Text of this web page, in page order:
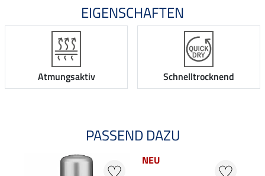
EIGENSCHAFTEN
Atmungsaktiv Schnelltrocknend
PASSEND DAZU
NEU